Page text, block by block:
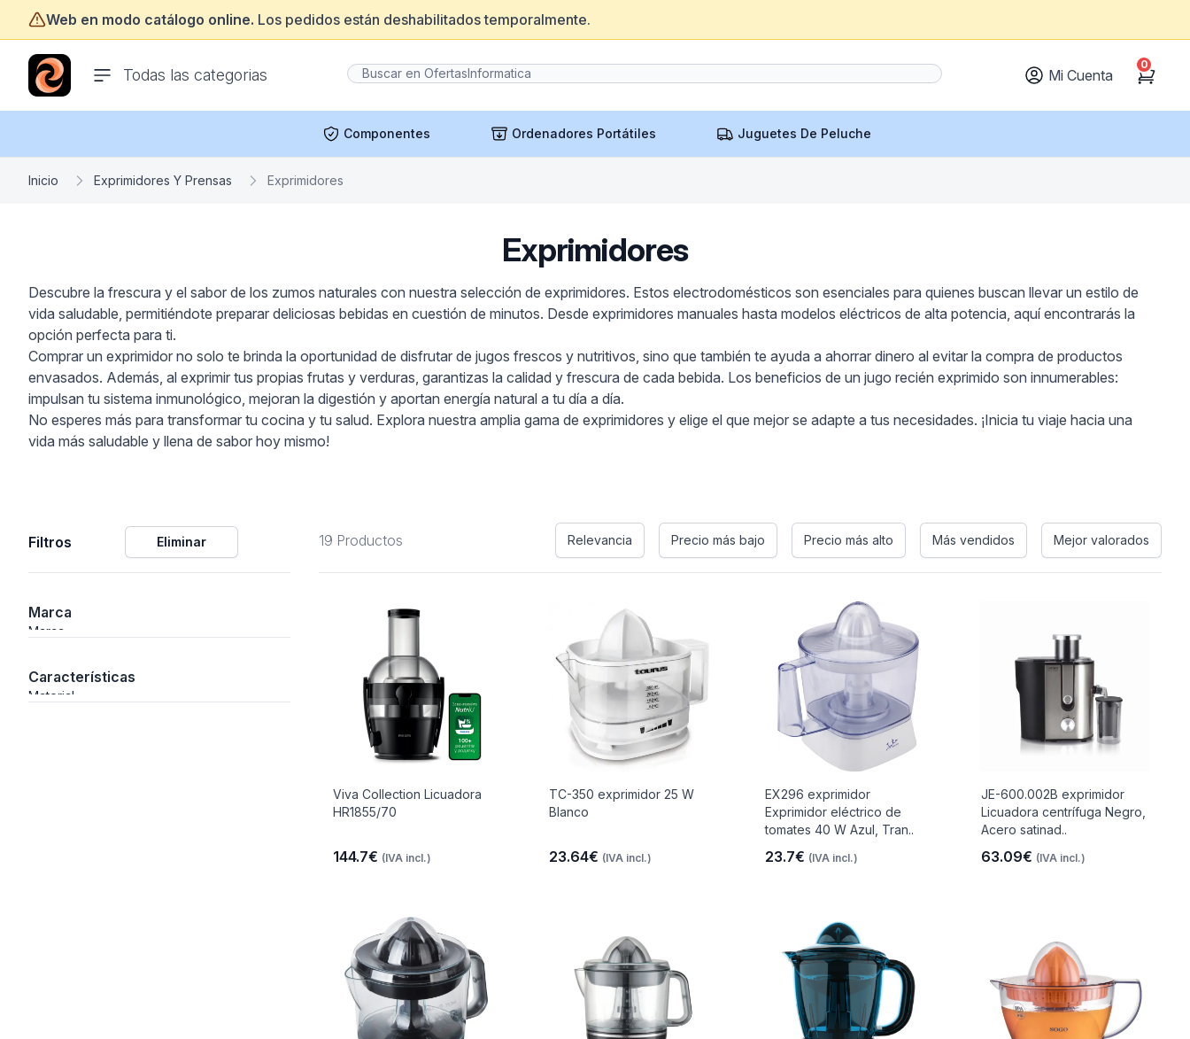
Web en modo catálogo online. Los pedidos están deshabilitados temporalmente.
Todas las categorias
ofertasinformatica.com
Mi Cuenta Cart
0
Componentes Ordenadores Portátiles Juguetes De Peluche
Inicio Exprimidores Y Prensas Exprimidores
Exprimidores
Descubre la frescura y el sabor de los zumos naturales con nuestra selección de exprimidores. Estos electrodomésticos son esenciales para quienes buscan llevar un estilo de
vida saludable, permitiéndote preparar deliciosas bebidas en cuestión de minutos. Desde exprimidores manuales hasta modelos eléctricos de alta potencia, aquí encontrarás la
opción perfecta para ti.
Comprar un exprimidor no solo te brinda la oportunidad de disfrutar de jugos frescos y nutritivos, sino que también te ayuda a ahorrar dinero al evitar la compra de productos
envasados. Además, al exprimir tus propias frutas y verduras, garantizas la calidad y frescura de cada bebida. Los beneficios de un jugo recién exprimido son innumerables:
impulsan tu sistema inmunológico, mejoran la digestión y aportan energía natural a tu día a día.
No esperes más para transformar tu cocina y tu salud. Explora nuestra amplia gama de exprimidores y elige el que mejor se adapte a tus necesidades. ¡Inicia tu viaje hacia una
vida más saludable y llena de sabor hoy mismo!
Filtros Eliminar
Marca
Marca
Características
Material
19 Productos Relevancia Precio más bajo Precio más alto Más vendidos Mejor valorados
Viva Collection Licuadora
HR1855/70
144.7€ (IVA incl.)
TC-350 exprimidor 25 W
Blanco
23.64€ (IVA incl.)
EX296 exprimidor
Exprimidor eléctrico de
tomates 40 W Azul, Tran..
23.7€ (IVA incl.)
JE-600.002B exprimidor
Licuadora centrífuga Negro,
Acero satinad..
63.09€ (IVA incl.)